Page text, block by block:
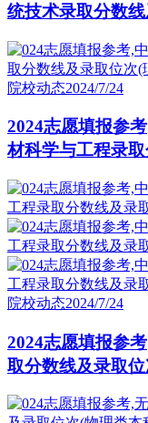
统技术录取分数
院校动态2024/7/24
2024志愿填报参
材科学与工程录
院校动态2024/7/24
2024志愿填报参
取分数线及录取